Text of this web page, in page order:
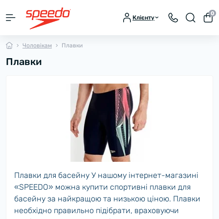
Клієнту
0
Чоловікам Плавки
Плавки
Плавки для басейну У нашому інтернет-магазині
«SPEEDO» можна купити спортивні плавки для
басейну за найкращою та низькою ціною. Плавки
необхідно правильно підібрати, враховуючи